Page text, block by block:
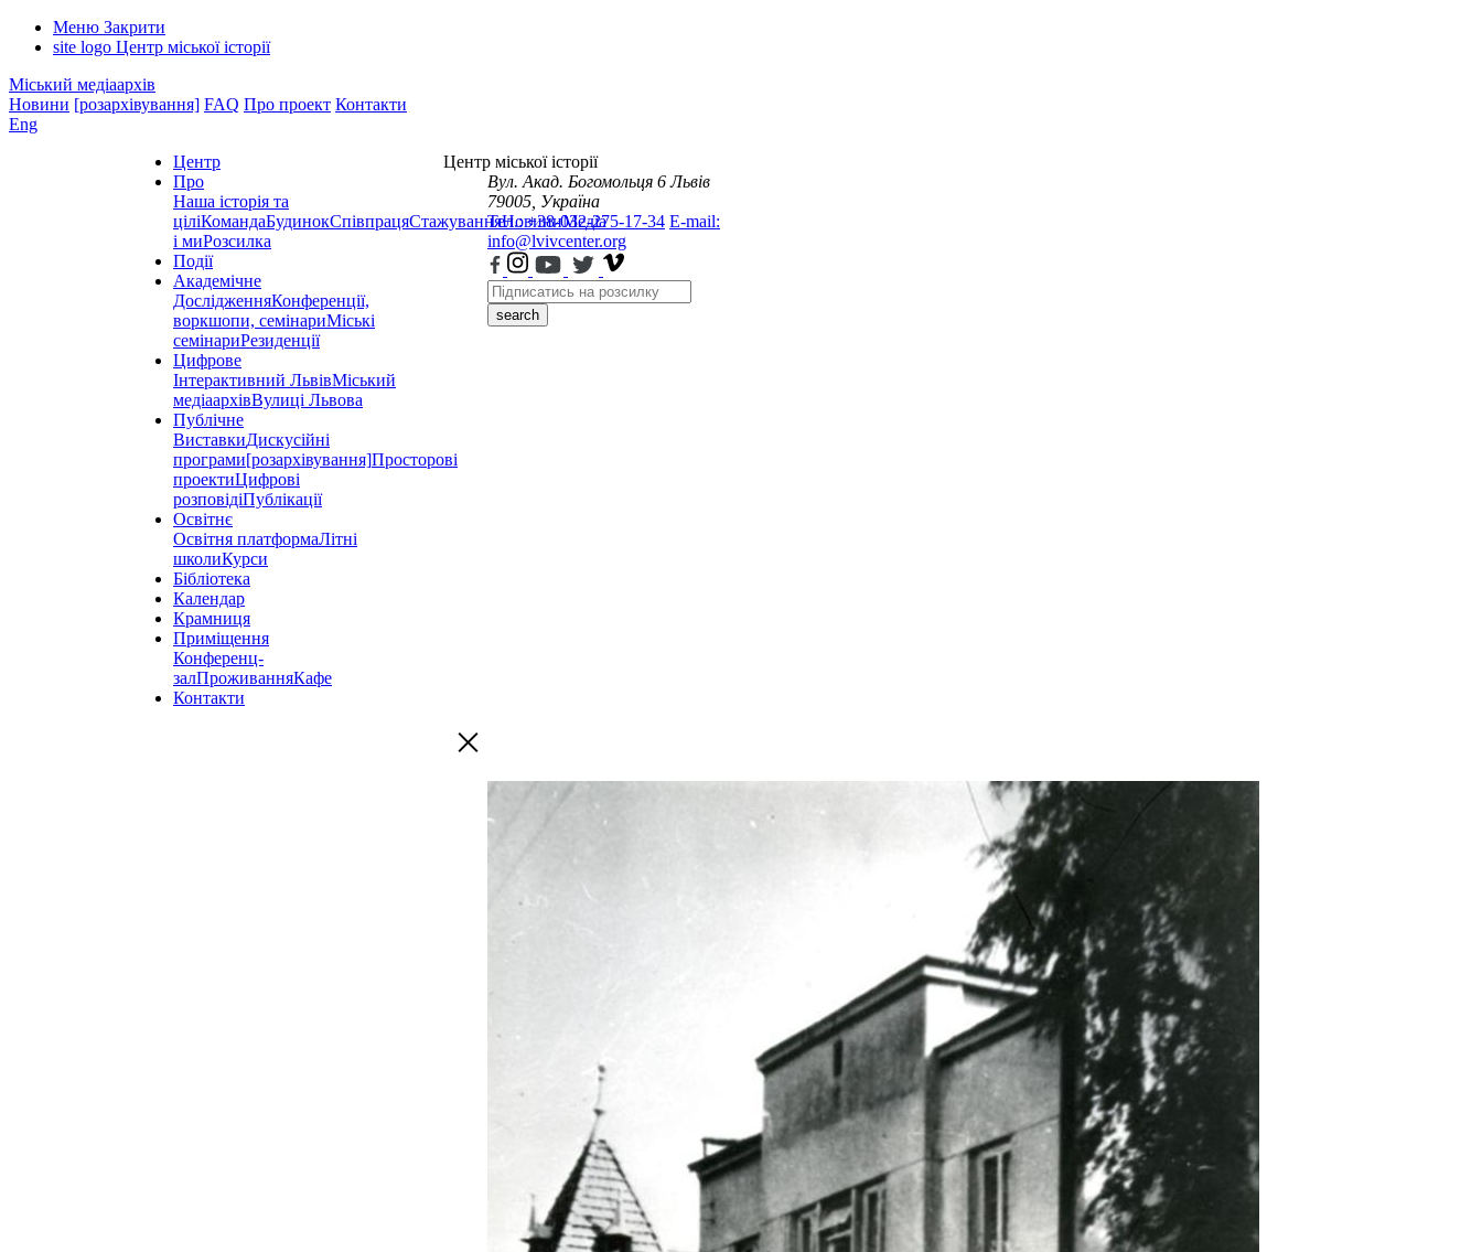
Меню Закрити
site logo Центр міської історії
Міський медіаархів
Новини [розархівування] FAQ Про проект Контакти
Eng
Центр
Про
Наша історія та
ціліКомандаБудинокСпівпрацяСтажуванняНовиниМедіа
і миРозсилка
Події
Академічне
ДослідженняКонференції,
воркшопи, семінариМіські
семінариРезиденції
Цифрове
Інтерактивний ЛьвівМіський
медіаархівВулиці Львова
Публічне
ВиставкиДискусійні
програми[розархівування]Просторові
проектиЦифрові
розповідіПублікації
Освітнє
Освітня платформаЛітні
школиКурси
Бібліотека
Календар
Крамниця
Приміщення
Конференц-
залПроживанняКафе
Контакти
Центр міської історії
Вул. Акад. Богомольця 6 Львів
79005, Україна
Тел.: +38-032-275-17-34 E-mail:
info@lvivcenter.org
search